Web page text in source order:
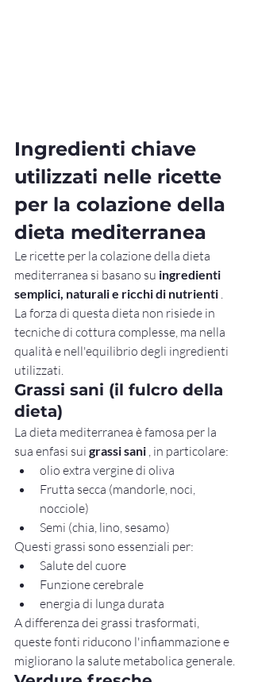
Ingredienti chiave
utilizzati nelle ricette
per la colazione della
dieta mediterranea
Le ricette per la colazione della dieta
mediterranea si basano su ingredienti
semplici, naturali e ricchi di nutrienti .
La forza di questa dieta non risiede in
tecniche di cottura complesse, ma nella
qualità e nell'equilibrio degli ingredienti
utilizzati.
Grassi sani (il fulcro della
dieta)
La dieta mediterranea è famosa per la
sua enfasi sui grassi sani , in particolare:
olio extra vergine di oliva
Frutta secca (mandorle, noci,
nocciole)
Semi (chia, lino, sesamo)
Questi grassi sono essenziali per:
Salute del cuore
Funzione cerebrale
energia di lunga durata
A differenza dei grassi trasformati,
queste fonti riducono l'infiammazione e
migliorano la salute metabolica generale.